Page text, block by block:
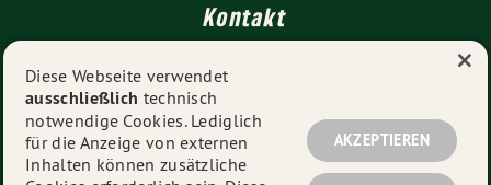
Kontakt
Impressum
Datenschutz
Diese Webseite verwendet
ausschließlich technisch
notwendige Cookies. Lediglich
für die Anzeige von externen
Inhalten können zusätzliche
AKZEPTIEREN
×